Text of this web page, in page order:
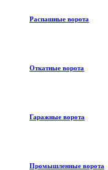
Распашные ворота
Откатные ворота
Гаражные ворота
Промышленные ворота